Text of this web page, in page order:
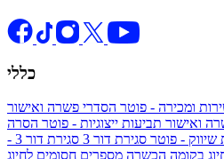
כללי
ומכירה - פוטר הסדרי פשרה ואישור
ואישור תביעות ייצוגיות - פוטר הסרה
- פוטר סגירת דור 3
סגירת דור 3 -
בקומה הכשרה מספרים חסומים לחיוג